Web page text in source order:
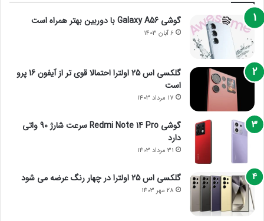
گوشی Galaxy A56 با دوربین بهتر همراه است
6 آبان 1403
گلکسی اس 25 اولترا احتمالا قوی تر از آیفون 16 پرو
است
17 مرداد 1403
گوشی Redmi Note 14 Pro سرعت شارژ 90 واتی
دارد
31 مرداد 1403
گلکسی اس 25 اولترا در چهار رنگ عرضه می شود
28 مهر 1403